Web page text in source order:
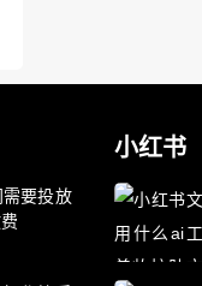
要投放
小红书